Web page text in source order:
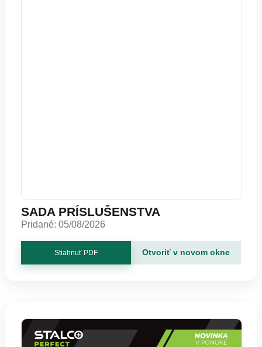
SADA PRÍSLUŠENSTVA
Pridané: 05/08/2026
Stiahnuť PDF Otvoriť v novom okne